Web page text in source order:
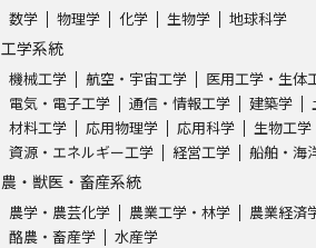
テレメール全国一斉進学調査
学問
大学で学びたい学問
数学 物理学 化学 生物学 地球科学
工学系統
機械工学 航空・宇宙工学
医用工学・生体
電気・電子工学
通信・情報工学 建築学
材料工学
応用物理学 応用科学
生物工学
資源・エネルギー工学
経営工学 船舶・海
農・獣医・畜産系統
農学・農芸化学 農業工学・林学 農業経済
酪農・畜産学
水産学